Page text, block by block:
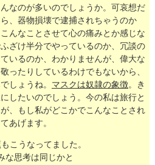
なのが多いのでしょうか。可哀想だ
、器物損壊で逮捕されちゃうのか
んなことさせて心の痛みとか感じな
ざけ半分でやっているのか、冗談の
いるのか、わかりませんが、偉大な
ったりしているわけでもないから、
しょうね。 マスクは奴隷の象徴。き
したいのでしょう。今の私は旅行と
、もし私がどこかでこんなことされ
あげます。
こうなってました。
な思考は同じかと